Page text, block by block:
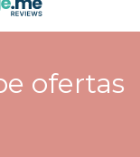
ofertas